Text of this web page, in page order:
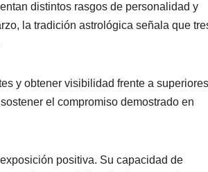
distintos rasgos de personalidad y
la tradición astrológica señala que
y obtener visibilidad frente a
el compromiso demostrado en
positiva. Su capacidad de